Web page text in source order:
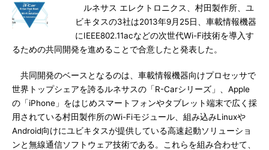
ルネサス エレクトロニクス、村田製作所、ユ
ビキタスの3社は2013年9月25日、車載情報機器
にIEEE802.11acなどの次世代Wi-Fi技術を導入す
るための共同開発を進めることで合意したと発表した。
共同開発のベースとなるのは、車載情報機器向けプロセッサで
世界トップシェアを誇るルネサスの「R-Carシリーズ」、Apple
の「iPhone」をはじめスマートフォンやタブレット端末で広く採
用されている村田製作所のWi-Fiモジュール、組み込みLinuxや
Android向けにユビキタスが提供している高速起動ソリューショ
ンと無線通信ソフトウェア技術である。これらを組み合わせて、